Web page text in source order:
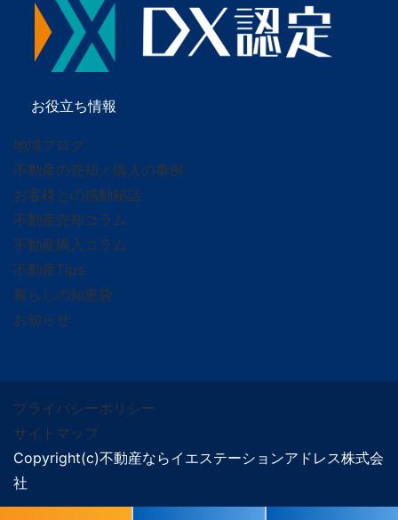
お役立ち情報
地域ブログ
不動産の売却／購入の事例
お客様との感動秘話
不動産売却コラム
不動産購入コラム
不動産Tips
暮らしの知恵袋
お知らせ
プライバシーポリシー
サイトマップ
Copyright(c)不動産ならイエステーションアドレス株式会
社